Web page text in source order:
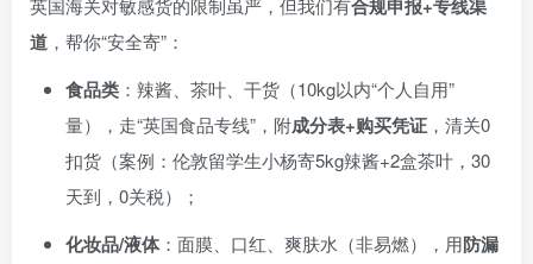
合规申报+专线渠
道 ，帮你“安全寄”：
食品类 ：辣酱、茶叶、干货（10kg以内“个人自用”
量），走“英国食品专线”，附成分表+购买凭证 ，清关0
扣货（案例：伦敦留学生小杨寄5kg辣酱+2盒茶叶，30
天到，0关税）；
化妆品/液体：面膜、口红、爽肤水（非易燃），用防漏